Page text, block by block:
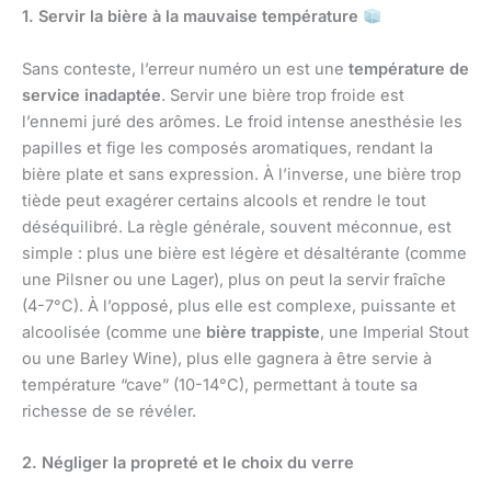
1. Servir la bière à la mauvaise température
Sans conteste, l’erreur numéro un est une température de
service inadaptée. Servir une bière trop froide est
l’ennemi juré des arômes. Le froid intense anesthésie les
papilles et fige les composés aromatiques, rendant la
bière plate et sans expression. À l’inverse, une bière trop
tiède peut exagérer certains alcools et rendre le tout
déséquilibré. La règle générale, souvent méconnue, est
simple : plus une bière est légère et désaltérante (comme
une Pilsner ou une Lager), plus on peut la servir fraîche
(4-7°C). À l’opposé, plus elle est complexe, puissante et
alcoolisée (comme une bière trappiste, une Imperial Stout
ou une Barley Wine), plus elle gagnera à être servie à
température “cave” (10-14°C), permettant à toute sa
richesse de se révéler.
2. Négliger la propreté et le choix du verre